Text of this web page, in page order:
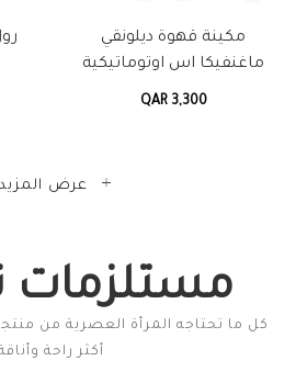
مكينة قهوة ديلونقي
ماغنفيكا اس اوتوماتيكية
QAR 3,300
عرض
مستلزمات
كل ما تحتاجه المرأة العصرية من
أكثر راحة